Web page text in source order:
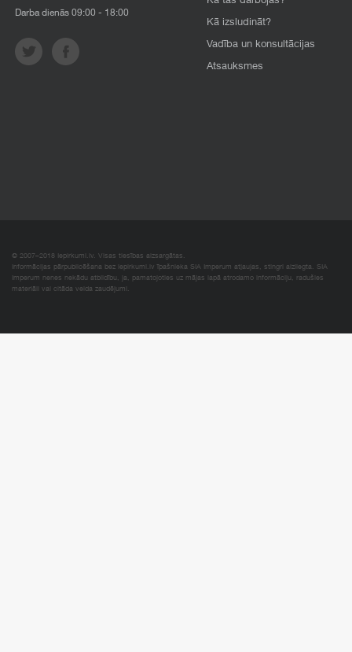
Darba dienās 09:00 - 18:00
Kā izsludināt?
Vadība un konsultācijas
Atsauksmes
© 2007–2018 Iepirkumi.lv. Visas tiesības aizsargātas.
Informācijas pārpublicēšana bez iepirkumi.lv īpašnieka SIA Imperum atļaujas, stingri aizliegta. SIA
Imperum nenes nekādu atbildību, ja, pamatojoties uz mājas lapā atrodamo informāciju, radušies
materiāli vai citāda veida zaudējumi.